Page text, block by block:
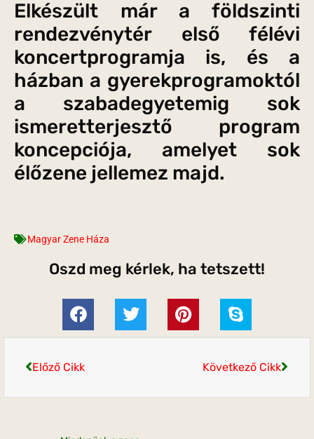
Elkészült már a földszinti
rendezvénytér első félévi
koncertprogramja is, és a
házban a gyerekprogramoktól
a szabadegyetemig sok
ismeretterjesztő program
koncepciója, amelyet sok
élőzene jellemez majd.
Magyar Zene Háza
Oszd meg kérlek, ha tetszett!
Előző Cikk Következő Cikk